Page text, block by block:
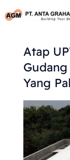
To
Atap
Yang